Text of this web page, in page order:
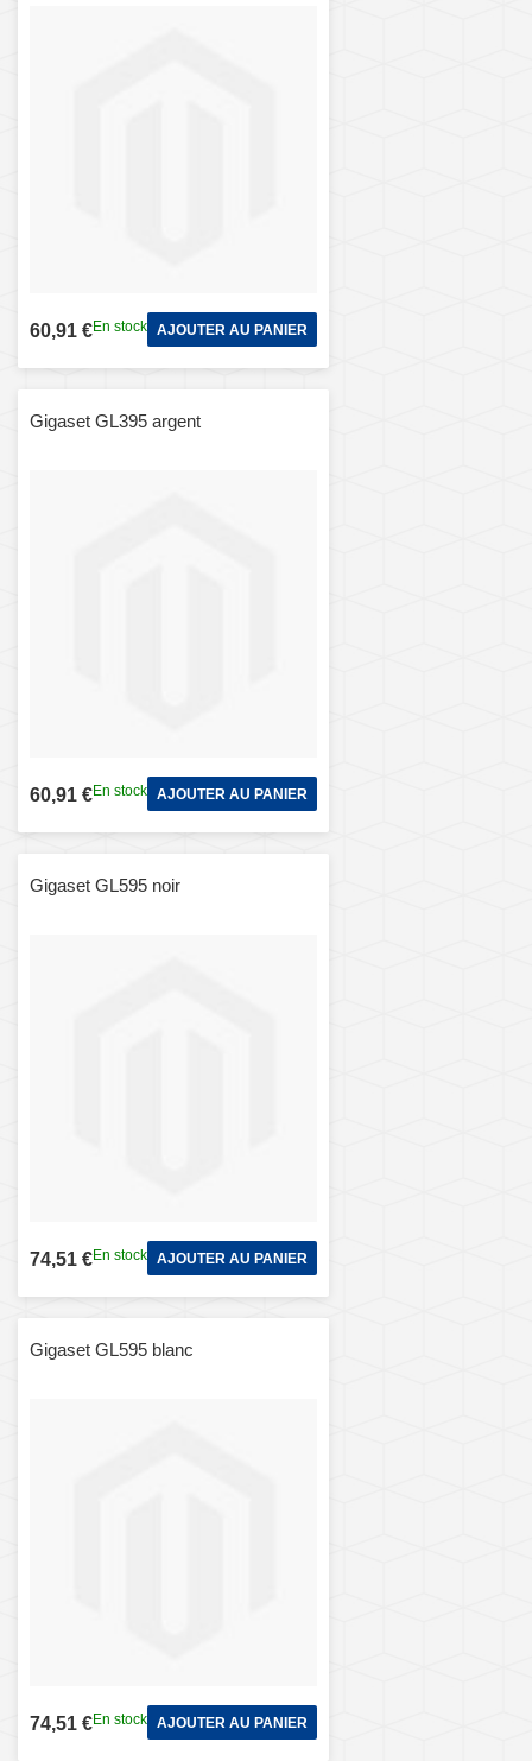
60,91 €En stock AJOUTER AU PANIER
Gigaset GL395 argent
60,91 €En stock AJOUTER AU PANIER
Gigaset GL595 noir
74,51 €En stock AJOUTER AU PANIER
Gigaset GL595 blanc
74,51 €En stock AJOUTER AU PANIER